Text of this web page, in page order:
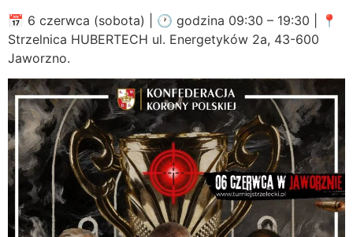
📅 6 czerwca (sobota) | 🕐 godzina 09:30 – 19:30 | 📍
Strzelnica HUBERTECH ul. Energetyków 2a, 43-600
Jaworzno.